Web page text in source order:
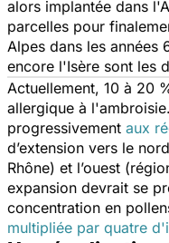
alors implantée dans
parcelles pour
Alpes dans les années
encore l'Isère sont les
Actuellement, 10 à 20
allergique à
progressivement aux
d’extension vers le
Rhône) et l’ouest
expansion devrait se
concentration en
multipliée par quatre